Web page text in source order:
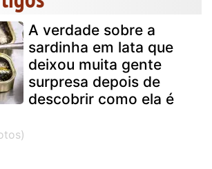
A verdade sobre a
sardinha em lata que
deixou muita gente
surpresa depois de
descobrir como ela é